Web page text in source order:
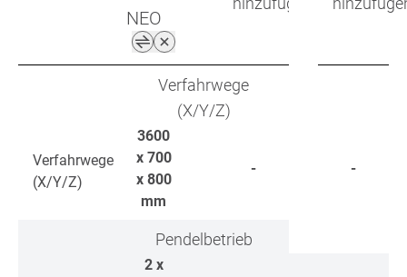
NEO
Verfahrwege
(X/Y/Z)
Verfahrwege
(X/Y/Z)
3600
x 700
x 800
mm
- -
Pendelbetrieb
2 x